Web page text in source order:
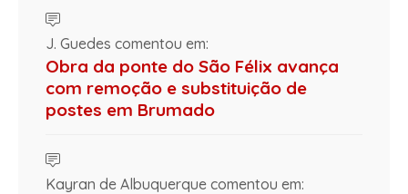
J. Guedes comentou em:
Obra da ponte do São Félix avança
com remoção e substituição de
postes em Brumado
Kayran de Albuquerque comentou em: